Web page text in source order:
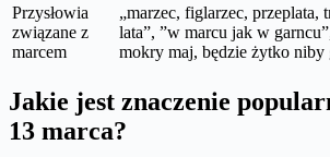
Przysłowia
związane z
marcem
„marzec, figlarzec, przeplata,
lata”, ”w marcu jak w
mokry maj, będzie żytko niby
Jakie jest znaczenie
13 marca?